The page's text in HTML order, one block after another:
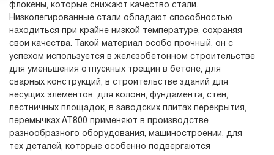
флокены, которые снижают качество стали.
Низколегированные стали обладают способностью
находиться при крайне низкой температуре, сохраняя
свои качества. Такой материал особо прочный, он с
успехом используется в железобетонном строительстве
для уменьшения отпускных трещин в бетоне, для
сварных конструкций, в строительстве зданий для
несущих элементов: для колонн, фундамента, стен,
лестничных площадок, в заводских плитах перекрытия,
перемычках.АТ800 применяют в производстве
разнообразного оборудования, машиностроении, для
тех деталей, которые особенно подвергаются